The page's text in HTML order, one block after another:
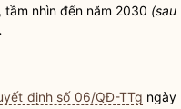
nhìn đến năm 2030 (sau
định số 06/QĐ-TTg ngày